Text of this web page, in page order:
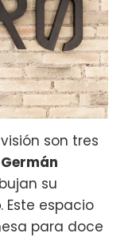
son tres
Germán
su
. Este espacio
para doce